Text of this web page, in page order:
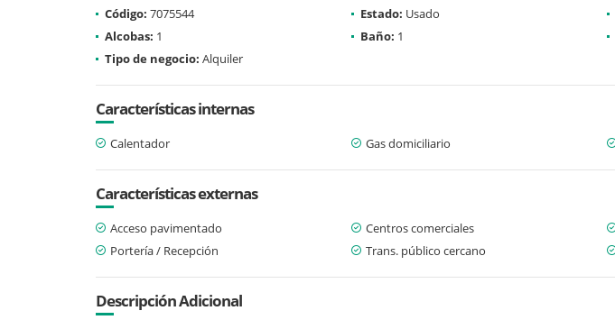
Código: 7075544 Estado: Usado
Alcobas: 1 Baño: 1
Tipo de negocio: Alquiler
Características internas
Calentador Gas domiciliario
Características externas
Acceso pavimentado Centros comerciales
Portería / Recepción
Trans. público cercano
Descripción Adicional